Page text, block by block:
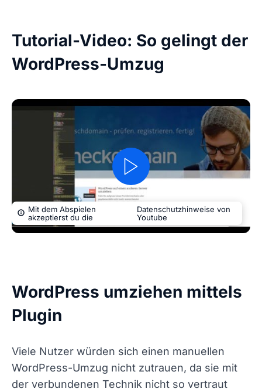
Tutorial-Video: So gelingt der
WordPress-Umzug
Mit dem Abspielen
akzeptierst du die
Datenschutzhinweise von
Youtube
WordPress umziehen mittels
Plugin
Viele Nutzer würden sich einen manuellen
WordPress-Umzug nicht zutrauen, da sie mit
der verbundenen Technik nicht so vertraut